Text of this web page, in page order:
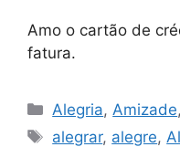
Amo o cartão de
fatura.
Categorias
Alegria, Amizade,
Tags
alegrar, alegre,